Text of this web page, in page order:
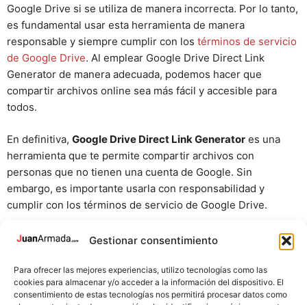
Gestionar consentimiento
Para ofrecer las mejores experiencias, utilizo tecnologías como las
cookies para almacenar y/o acceder a la información del dispositivo. El
consentimiento de estas tecnologías nos permitirá procesar datos como
Google Drive si se utiliza de manera incorrecta. Por lo tanto,
es fundamental usar esta herramienta de manera
responsable y siempre cumplir con los términos de servicio
de Google Drive. Al emplear Google Drive Direct Link
Generator de manera adecuada, podemos hacer que
compartir archivos online sea más fácil y accesible para
todos.
En definitiva, Google Drive Direct Link Generator es una
herramienta que te permite compartir archivos con
personas que no tienen una cuenta de Google. Sin
embargo, es importante usarla con responsabilidad y
cumplir con los términos de servicio de Google Drive.
Con este tutorial, ya estás listo para usarGoogle Drive
y compartir archivos de manera más
fácil y accesible. Recuerda siempre utilizar la herramienta
de manera responsable y cumplir con los términos de
servicio de Google Drive.